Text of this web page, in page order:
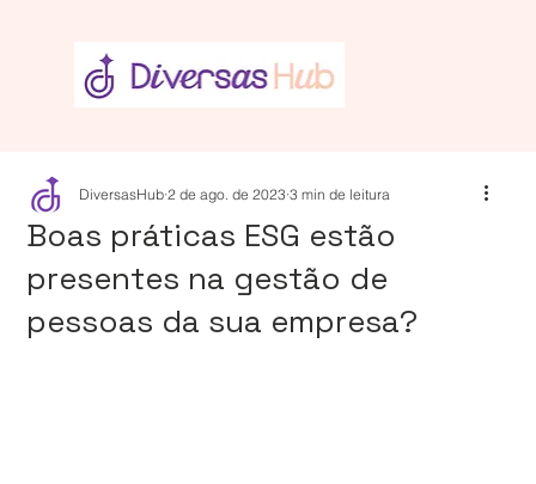
Boas práticas ESG estão
presentes na gestão de
pessoas da sua empresa?
DiversasHub 2 de ago. de 2023 3 min de leitura